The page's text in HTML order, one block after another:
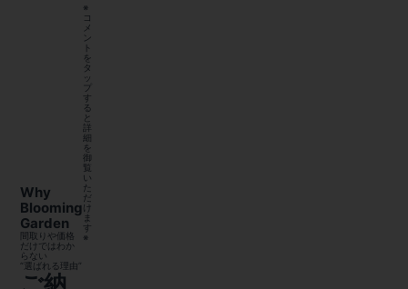
Why
Blooming
Garden
間取りや価格
だけではわか
らない
“選ばれる理由”
ご納
※
コ
メ
ン
ト
を
タ
ッ
プ
す
る
と
詳
細
を
御
覧
い
た
だ
け
ま
す
※